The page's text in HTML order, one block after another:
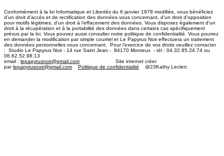
Conformément à la loi Informatique et Libertés du 6 janvier 1978 modifiée, vous bénéficiez
d’un droit d’accès et de rectification des données vous concernant, d’un droit d’opposition
pour motifs légitimes, d’un droit à l’effacement des données. Vous disposez également d’un
droit à la récupération et à la portabilité des données dans certains cas spécifiquement
prévus par la loi. Vous pouvez aussi consulter notre politique de confidentialité. Vous pourrez
en demander la modification par simple courriel et Le Papyrus Noir effectuera un traitement
des données personnelles vous concernant. Pour l’exercice de vos droits veuillez contacter
: Studio Le Papyrus Noir - 14 rue Saint Jean - 84170 Monteux - tél : 04.32.85.24.74 ou
06.62.52.98.13
email : lepapyrusnoir@gmail.com ​ Site internet créer
parlepapyrusnoir@gmail.com Politique de confidentialité @23Kathy Leclerc